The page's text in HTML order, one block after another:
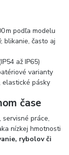
m podľa modelu
blikanie, často aj
až IP65)
varianty
pásky
čase
práce,
nízkej hmotnosti
rybolov či